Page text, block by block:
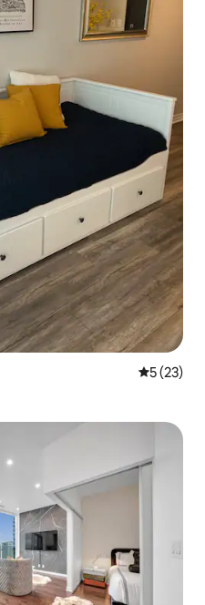
औसत रेटिंग
5 (23)